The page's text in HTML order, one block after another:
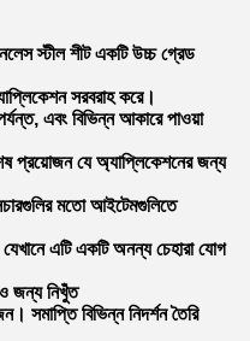
স্টীল শীট একটি উচ্চ গ্রেড
সরবরাহ করে।
এবং বিভিন্ন আকারে পাওয়া
প্রয়োজন যে অ্যাপ্লিকেশনের জন্য
মতো আইটেমগুলিতে
এটি একটি অনন্য চেহারা যোগ
জন্য নিখুঁত
সমাপ্তি বিভিন্ন নিদর্শন তৈরি